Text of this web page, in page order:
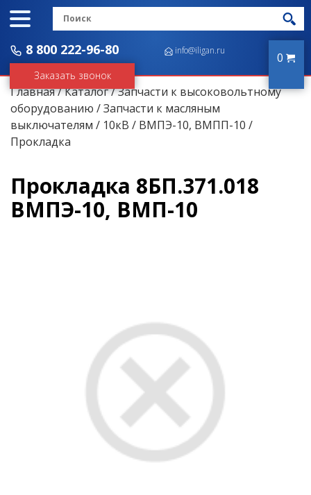
8 800 222-96-80
Заказать звонок
info@iligan.ru 0
Главная/Каталог/Запчасти к высоковольтному
оборудованию /Запчасти к масляным
выключателям / 10кВ / ВМПЭ-10, ВМПП-10 /
Прокладка
Прокладка 8БП.371.018
ВМПЭ-10, ВМП-10